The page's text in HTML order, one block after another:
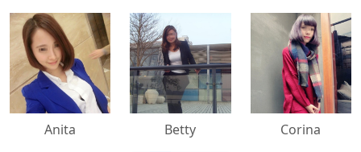
500x500
Anita
500x500
Betty
500x500
Corina